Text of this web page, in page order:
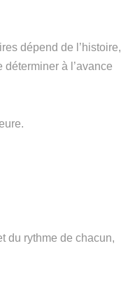
dépend de l’histoire,
à l’avance
du rythme de chacun,